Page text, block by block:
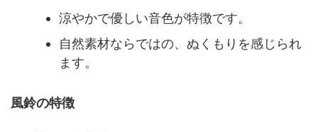
涼やかで優しい音色が特徴です。
自然素材ならではの、ぬくもりを感じられ
ます。
風鈴の特徴